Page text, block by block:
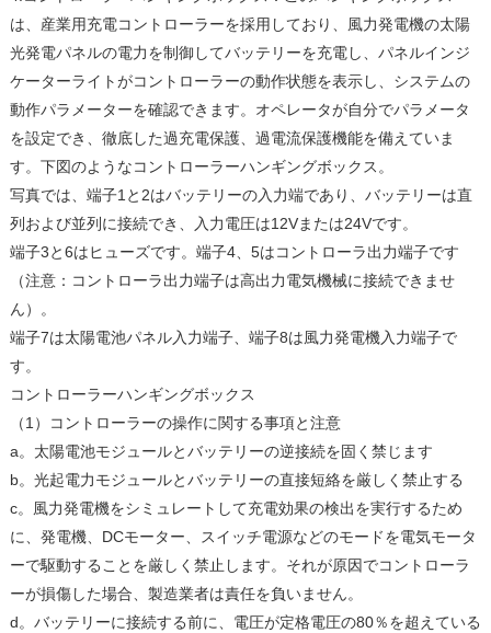
は、産業用充電コントローラーを採用しており、風力発電機の太陽
光発電パネルの電力を制御してバッテリーを充電し、パネルインジ
ケーターライトがコントローラーの動作状態を表示し、システムの
動作パラメーターを確認できます。オペレータが自分でパラメータ
を設定でき、徹底した過充電保護、過電流保護機能を備えていま
す。下図のようなコントローラーハンギングボックス。
写真では、端子1と2はバッテリーの入力端であり、バッテリーは直
列および並列に接続でき、入力電圧は12Vまたは24Vです。
端子3と6はヒューズです。端子4、5はコントローラ出力端子です
（注意：コントローラ出力端子は高出力電気機械に接続できませ
ん）。
端子7は太陽電池パネル入力端子、端子8は風力発電機入力端子で
す。
コントローラーハンギングボックス
（1）コントローラーの操作に関する事項と注意
a。太陽電池モジュールとバッテリーの逆接続を固く禁じます
b。光起電力モジュールとバッテリーの直接短絡を厳しく禁止する
c。風力発電機をシミュレートして充電効果の検出を実行するため
に、発電機、DCモーター、スイッチ電源などのモードを電気モータ
ーで駆動することを厳しく禁止します。それが原因でコントローラ
ーが損傷した場合、製造業者は責任を負いません。
d。バッテリーに接続する前に、電圧が定格電圧の80％を超えている